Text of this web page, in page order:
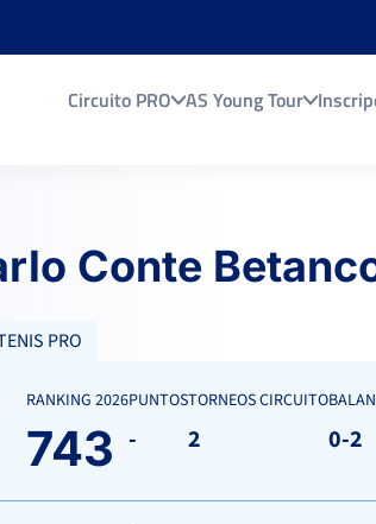
Circuito PRO AS Young Tour
Conte
PRO
RANKING 2026
743
PUNTOS
-
TORNEOS CIRCUITO
2 0-2